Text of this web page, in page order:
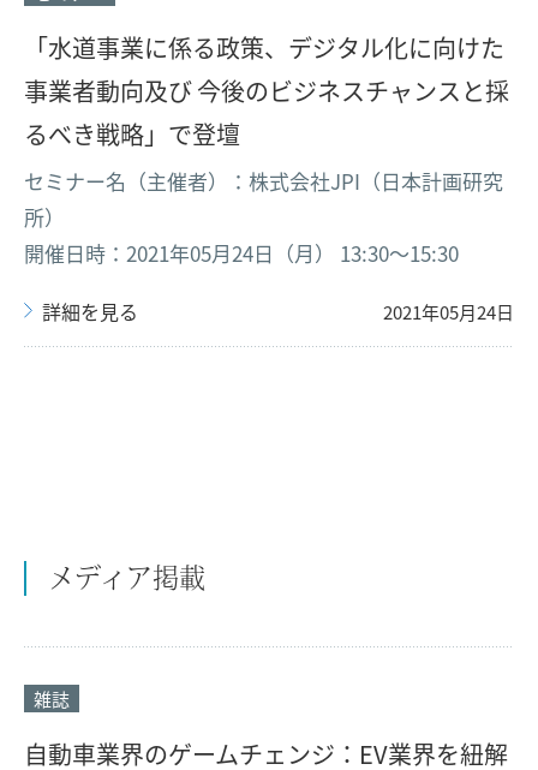
「水道事業に係る政策、デジタル化に向けた
事業者動向及び 今後のビジネスチャンスと採
るべき戦略」で登壇
セミナー名（主催者）：株式会社JPI（日本計画研究
所）
開催日時：2021年05月24日（月） 13:30〜15:30
詳細を見る 2021年05月24日
メディア掲載
雑誌
自動車業界のゲームチェンジ：EV業界を紐解